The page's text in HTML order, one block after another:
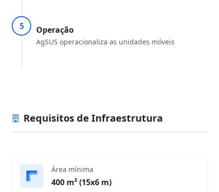
5 Operação
AgSUS operacionaliza as unidades móveis
Requisitos de Infraestrutura
Área mínima
400 m² (15x6 m)